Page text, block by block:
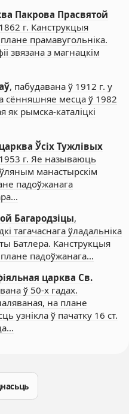
Пакрова Прасвятой
г. Канструкцыя
прамавугольніка.
звязана з магнацкім
, пабудавана ў 1912 г. у
сённяшняе месца ў 1982
як рымска-каталіцкі
Ўсіх Тужлівых
г. Яе называюць
манастырскім
падоўжанага
Багародзіцы,
тагачаснага ўладальніка
Батлера. Канструкцыя
падоўжанага…
царква Св.
ў 50-х гадах.
на плане
узнікла ў пачатку 16 ст.